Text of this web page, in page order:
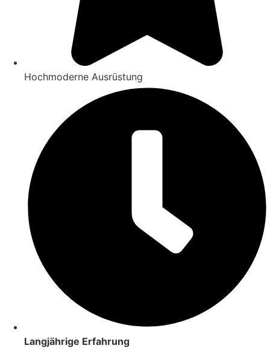
Hochmoderne Ausrüstung
Langjährige Erfahrung